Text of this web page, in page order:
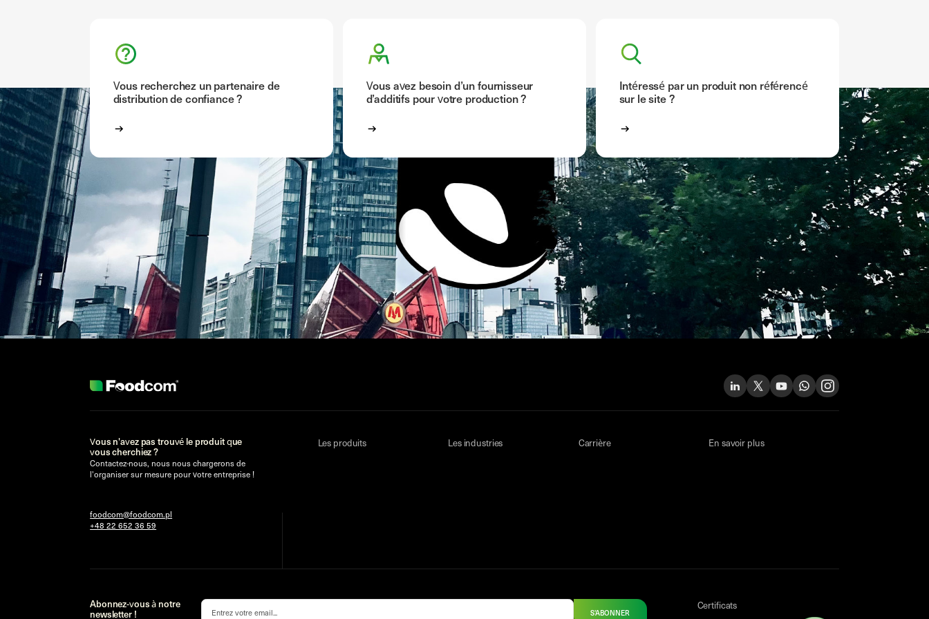
Vous recherchez un partenaire de
distribution de confiance ?
Vous avez besoin d’un fournisseur
d’additifs pour votre production ?
Intéressé par un produit non référencé
sur le site ?
Vous n'avez pas trouvé le produit que
vous cherchiez ?
Contactez-nous, nous nous chargerons de
l'organiser sur mesure pour votre entreprise !
foodcom@foodcom.pl
+48 22 652 36 59
Les produits Les industries Carrière En savoir plus
Certificats
Abonnez-vous à notre
newsletter !
S'ABONNER